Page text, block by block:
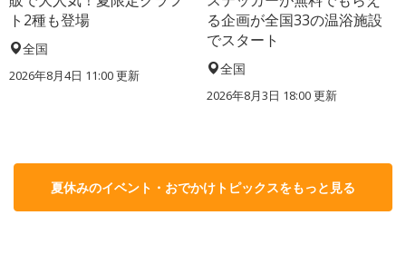
ト2種も登場
全国
2026年8月4日 11:00更新
る企画が全国33の温浴施設
でスタート
全国
2026年8月3日 18:00更新
夏休みのイベント・おでかけトピックスをもっと見る